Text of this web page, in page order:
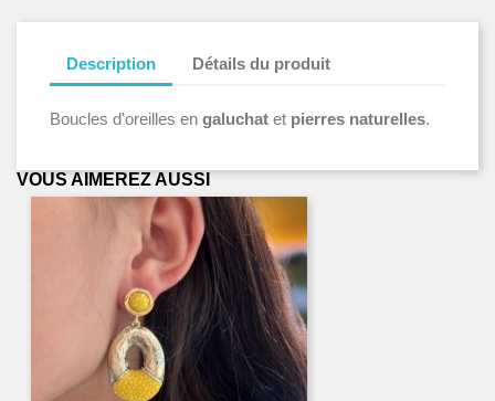
Description Détails du produit
Boucles d'oreilles en galuchat et pierres naturelles.
VOUS AIMEREZ AUSSI